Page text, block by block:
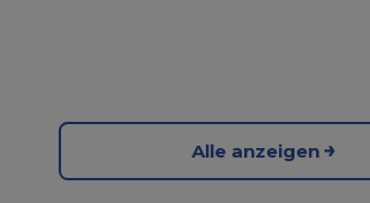
Alle anzeigen